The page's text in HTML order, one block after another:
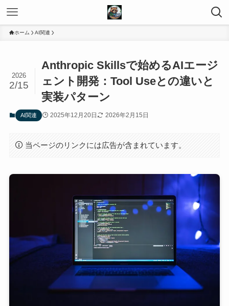
ホーム AI関連
Anthropic Skillsで始めるAIエージ
ェント開発：Tool Useとの違いと
実装パターン
2026
2/15
AI関連 2025年12月20日 2026年2月15日
当ページのリンクには広告が含まれています。